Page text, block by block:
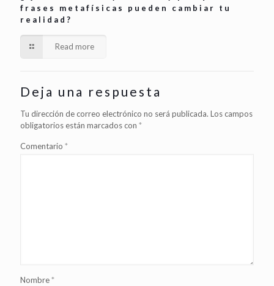
frases metafísicas pueden cambiar tu
realidad?
Read more
Deja una respuesta
Tu dirección de correo electrónico no será publicada. Los campos
obligatorios están marcados con *
Comentario *
Nombre*